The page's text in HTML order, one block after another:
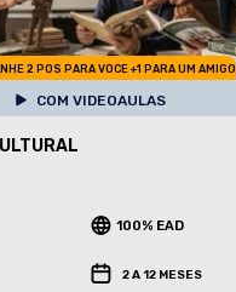
2 POS PARA VOCE +1 PARA UM AMIGO
COM VIDEOAULAS
100% EAD
2 A 12 MESES